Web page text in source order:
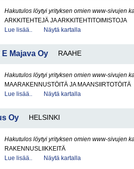
Hakutulos löytyi yrityksen omien www-sivujen
ARKKITEHTEJÄ JA ARKKITEHTITOIMISTOJA
Lue lisää..
Näytä kartalla
Majava Oy RAAHE
Hakutulos löytyi yrityksen omien www-sivujen
MAARAKENNUSTÖITÄ JA MAANSIIRTOTÖITÄ
Lue lisää..
Näytä kartalla
Oy HELSINKI
Hakutulos löytyi yrityksen omien www-sivujen
RAKENNUSLIIKKEITÄ
Lue lisää..
Näytä kartalla